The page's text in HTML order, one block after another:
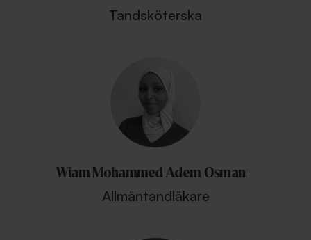
Tandsköterska
Wiam Mohammed Adem Osman
Allmäntandläkare